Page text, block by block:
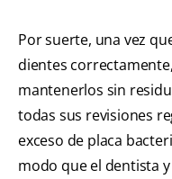
Por suerte, una vez
dientes
mantenerlos sin
todas sus revisiones
exceso de placa
modo que el dentista